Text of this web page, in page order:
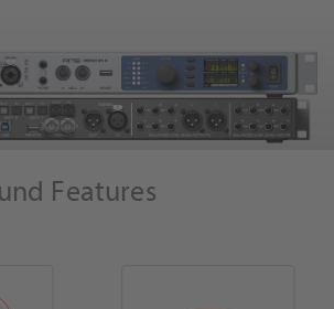
Features